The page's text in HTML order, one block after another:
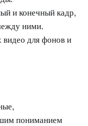
и конечный кадр,
ними.
видео для фонов и
пониманием